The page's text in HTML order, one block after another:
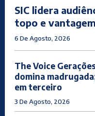
SIC lidera
topo e
6 De Agosto, 2026
The Voice
domina
em terceiro
3 De Agosto, 2026